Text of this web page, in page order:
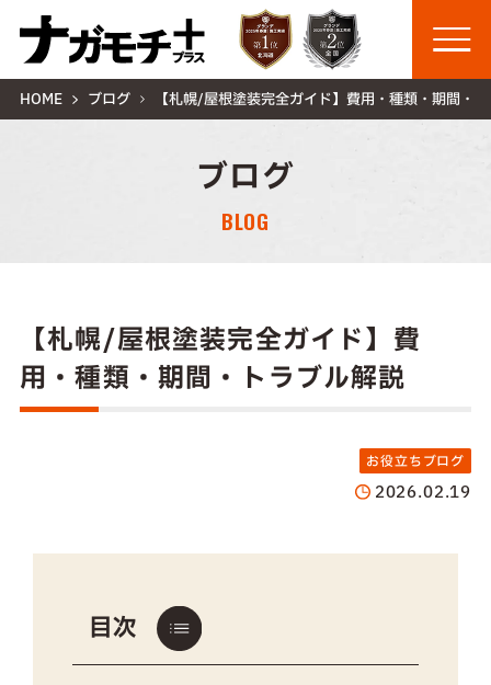
HOME ブログ 【札幌/屋根塗装完全ガイド】費用・種類・期間・
ブログ
BLOG
【札幌/屋根塗装完全ガイド】費
用・種類・期間・トラブル解説
お役立ちブログ
2026.02.19
目次